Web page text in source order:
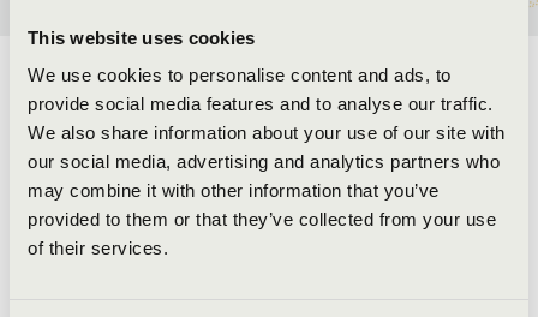
This website uses cookies
We use cookies to personalise content and ads, to
provide social media features and to analyse our traffic.
We also share information about your use of our site with
our social media, advertising and analytics partners who
may combine it with other information that you’ve
provided to them or that they’ve collected from your use
of their services.
Az orgonakoncert a Petőfi Kulturális Program keretében
valósul meg az Orgonák éjszakáján.
ELŐADÓK:
Balásy Szabolcs